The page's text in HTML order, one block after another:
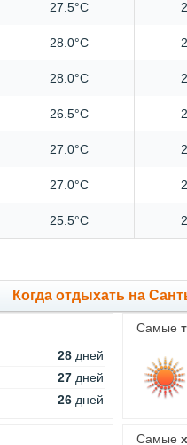
27.5°C
28.0°C
28.0°C
26.5°C
27.0°C
27.0°C
25.5°C
Когда отдыхать на
28 дней
27 дней
26 дней
Самые
Самые